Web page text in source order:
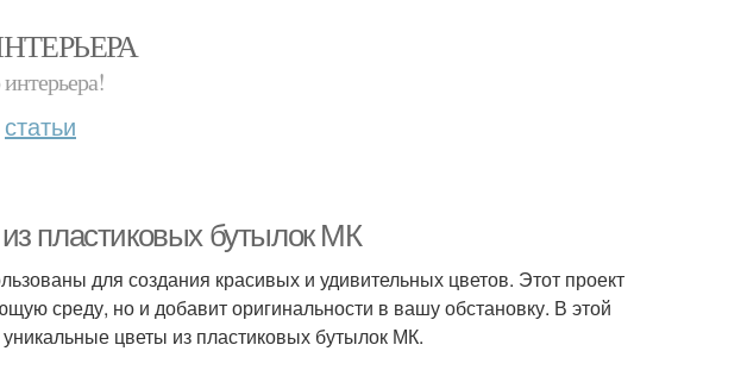
статьи
пластиковых бутылок МК
для создания красивых и удивительных цветов. Этот проект
среду, но и добавит оригинальности в вашу обстановку. В этой
цветы из пластиковых бутылок МК.